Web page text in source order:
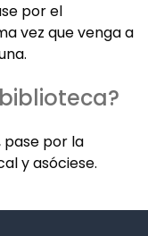
por el
vez que venga a
pase por la
y asóciese.